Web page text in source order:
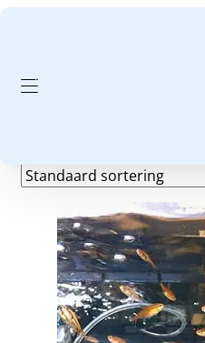
27 graden